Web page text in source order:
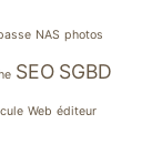
NAS photos
SEO SGBD
Web éditeur